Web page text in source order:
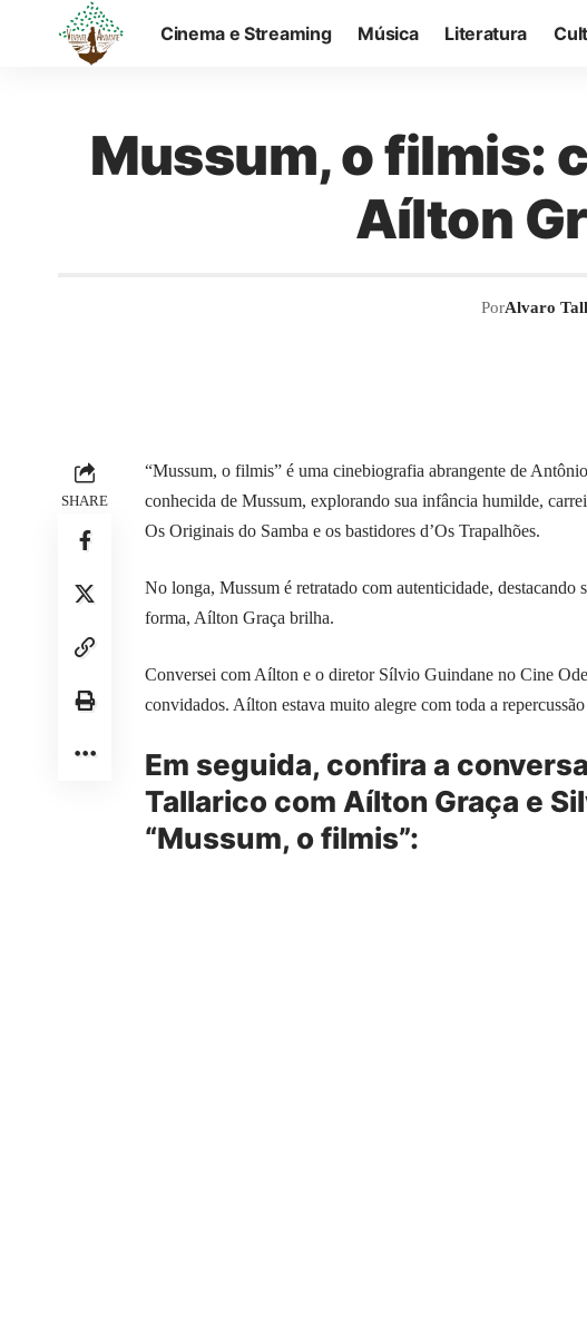
Cinema e Streaming Música Literatura
Mussum, o filmis:
Aílton
PorAlvaro
SHARE
“Mussum, o filmis” é uma cinebiografia abrangente de
conhecida de Mussum, explorando sua infância humilde,
Os Originais do Samba e os bastidores d’Os Trapalhões.
No longa, Mussum é retratado com autenticidade, destacando
forma, Aílton Graça brilha.
Conversei com Aílton e o diretor Sílvio Guindane no Cine
convidados. Aílton estava muito alegre com toda a
Em seguida, confira a
Tallarico com Aílton Graça e
“Mussum, o filmis”: